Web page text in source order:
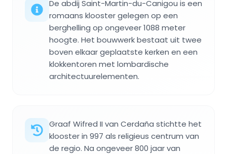
De abdij Saint-Martin-du-Canigou is een
romaans klooster gelegen op een
berghelling op ongeveer 1088 meter
hoogte. Het bouwwerk bestaat uit twee
boven elkaar geplaatste kerken en een
klokkentoren met lombardische
architectuurelementen.
Graaf Wifred II van Cerdaña stichtte het
klooster in 997 als religieus centrum van
de regio. Na ongeveer 800 jaar van